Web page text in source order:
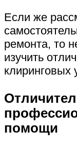
Если же
ремонта, то
изучить
клиринговых
помощи